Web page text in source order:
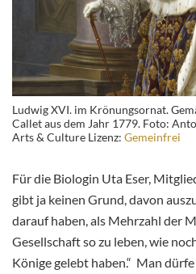
Ludwig XVI. im Krönungsornat.
Callet aus dem Jahr 1779. Foto:
Arts & Culture Lizenz: Gemeinfrei
Für die Biologin Uta Eser,
gibt ja keinen Grund, davon
darauf haben, als Mehrzahl der
Gesellschaft so zu leben, wie
Könige gelebt haben.“ Man